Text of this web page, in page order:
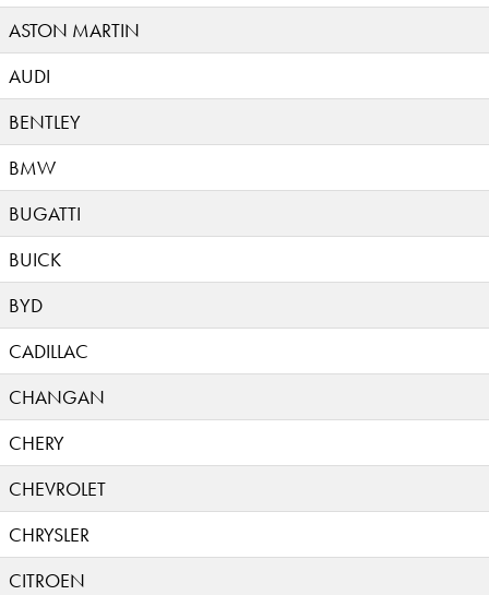
ASTON MARTIN
AUDI
BENTLEY
BMW
BUGATTI
BUICK
BYD
CADILLAC
CHANGAN
CHERY
CHEVROLET
CHRYSLER
CITROEN